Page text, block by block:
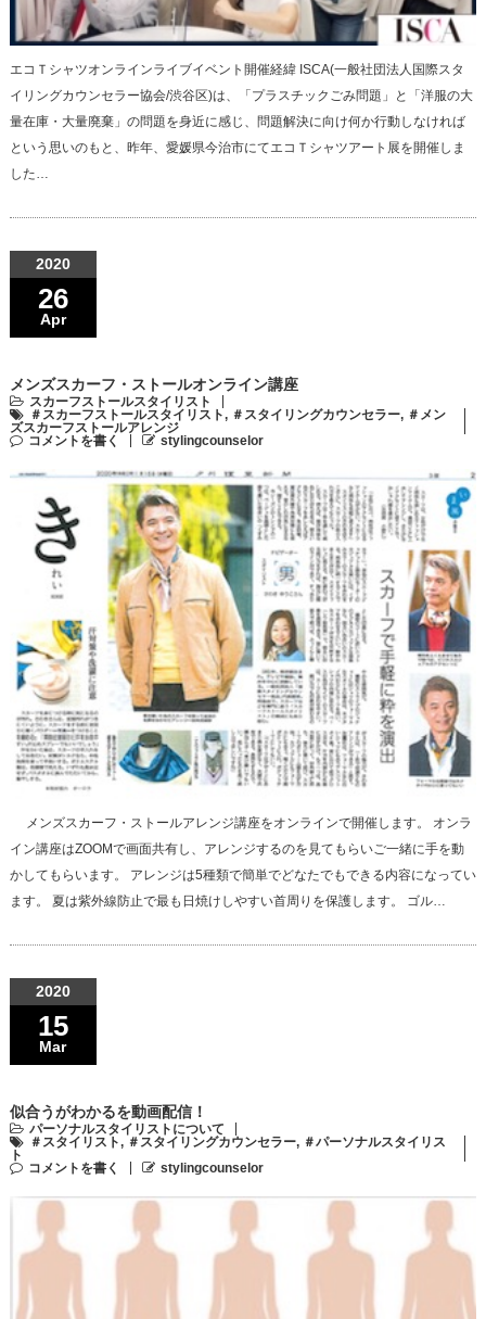
エコＴシャツオンラインライブイベント開催経緯 ISCA(一般社団法人国際スタ
イリングカウンセラー協会/渋谷区)は、「プラスチックごみ問題」と「洋服の大
量在庫・大量廃棄」の問題を身近に感じ、問題解決に向け何か行動しなければ
という思いのもと、昨年、愛媛県今治市にてエコＴシャツアート展を開催しま
した…
2020
26
Apr
メンズスカーフ・ストールオンライン講座
スカーフストールスタイリスト
＃スカーフストールスタイリスト, ＃スタイリングカウンセラー, ＃メン
ズスカーフストールアレンジ
コメントを書く
stylingcounselor
メンズスカーフ・ストールアレンジ講座をオンラインで開催します。 オンラ
イン講座はZOOMで画面共有し、アレンジするのを見てもらいご一緒に手を動
かしてもらいます。 アレンジは5種類で簡単でどなたでもできる内容になってい
ます。 夏は紫外線防止で最も日焼けしやすい首周りを保護します。 ゴル…
2020
15
Mar
似合うがわかるを動画配信！
パーソナルスタイリストについて
＃スタイリスト, ＃スタイリングカウンセラー, ＃パーソナルスタイリス
ト
コメントを書く
stylingcounselor